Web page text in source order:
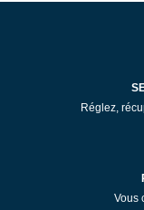
Réglez,
Vous